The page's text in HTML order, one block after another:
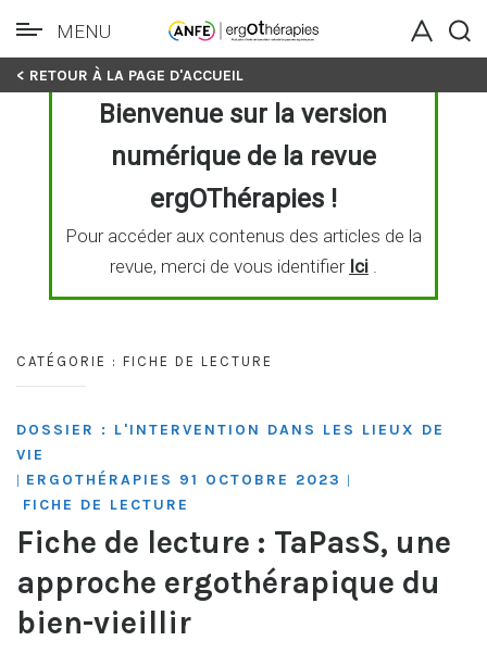
Skip
MENU
< RETOUR À LA PAGE D'ACCUEIL
Bienvenue sur la version
numérique de la revue
ergOThérapies !
Pour accéder aux contenus des articles de la
revue, merci de vous identifier Ici.
CATÉGORIE : FICHE DE LECTURE
DOSSIER : L'INTERVENTION DANS LES LIEUX DE
VIE
| ERGOTHÉRAPIES 91 OCTOBRE 2023 |
FICHE DE LECTURE
Fiche de lecture : TaPasS, une
approche ergothérapique du
bien-vieillir